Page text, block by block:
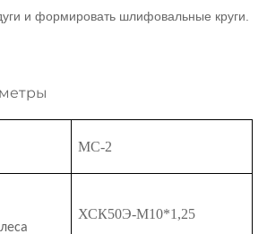
и формировать шлифовальные круги.
МС-2
ХСК50Э-М10*1,25